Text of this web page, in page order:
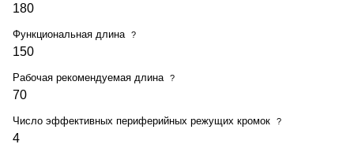
180
Функциональная длина ?
150
Рабочая рекомендуемая длина ?
70
Число эффективных периферийных режущих кромок ?
4